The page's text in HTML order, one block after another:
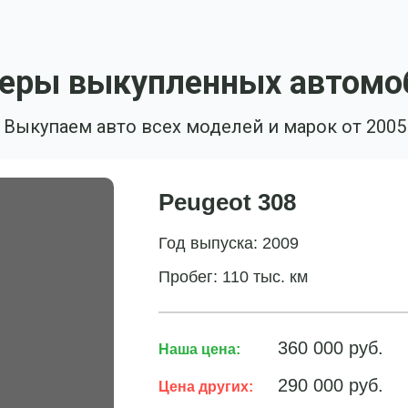
выкупленных
Выкупаем авто всех моделей и марок от
Peugeot 308
Пробег: 110 тыс. км
Наша цена:
Цена других:
Год выпуска: 2009
360 000 руб.
290 000 руб.